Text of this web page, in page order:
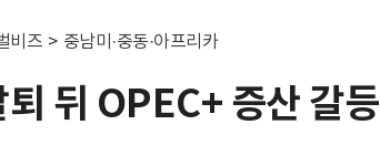
비즈 > 중남미·중동·아프리카
뒤 OPEC+ 증산 갈